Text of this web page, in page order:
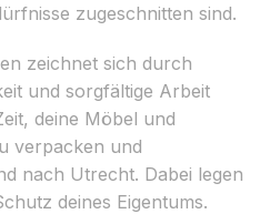
zugeschnitten sind.
zeichnet sich durch
und sorgfältige Arbeit
deine Möbel und
verpacken und
nach Utrecht. Dabei legen
deines Eigentums.